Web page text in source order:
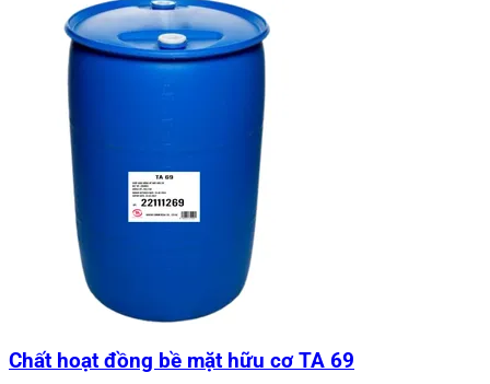
Chất hoạt đồng bề mặt hữu cơ TA 69